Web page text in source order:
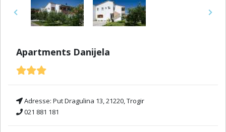
Previous Next
Apartments Danijela
Adresse: Put Dragulina 13, 21220, Trogir
021 881 181